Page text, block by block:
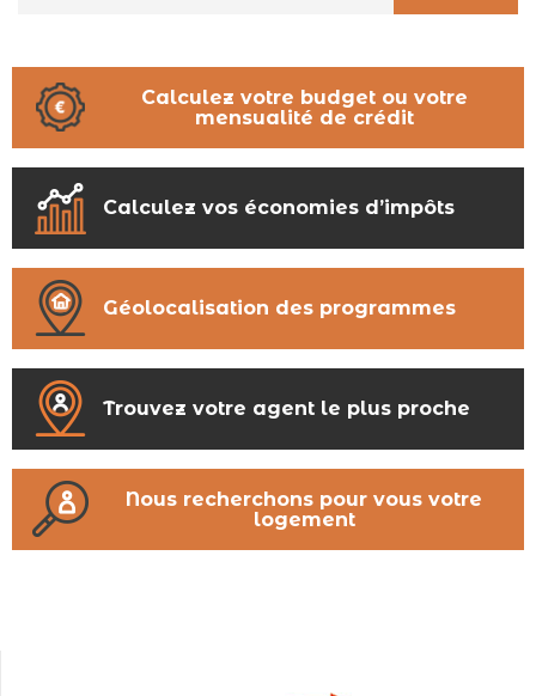
Calculez votre budget ou votre
mensualité de crédit
Calculez vos économies d’impôts
Géolocalisation des programmes
Trouvez votre agent le plus proche
Nous recherchons pour vous votre
logement